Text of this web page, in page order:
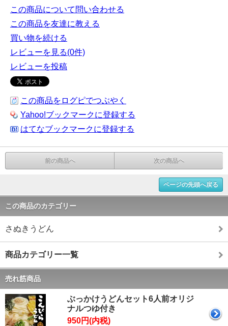
この商品について問い合わせる
この商品を友達に教える
買い物を続ける
レビューを見る(0件)
レビューを投稿
この商品をログピでつぶやく
Yahoo!ブックマークに登録する
はてなブックマークに登録する
前の商品へ 次の商品へ
ページの先頭へ戻る
この商品のカテゴリー
さぬきうどん
商品カテゴリー一覧
売れ筋商品
ぶっかけうどんセット6人前オリジ
ナルつゆ付き
950円(内税)